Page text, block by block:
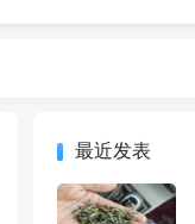
最近发表